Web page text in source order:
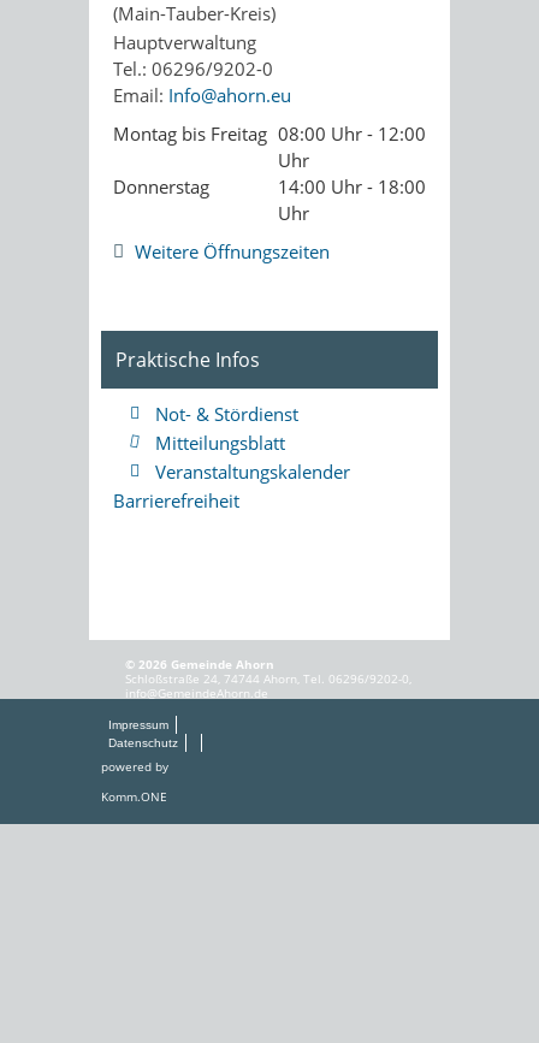
(Main-Tauber-Kreis)
Hauptverwaltung
Tel.: 06296/9202-0
Email: Info@ahorn.eu
Montag bis Freitag 08:00 Uhr - 12:00
Uhr
Donnerstag
14:00 Uhr - 18:00
Uhr
Weitere Öffnungszeiten
Praktische Infos
Not- & Stördienst
Mitteilungsblatt
Veranstaltungskalender
Barrierefreiheit
© 2026 Gemeinde Ahorn
Schloßstraße 24, 74744 Ahorn, Tel. 06296/9202-0,
info@GemeindeAhorn.de
Impressum
Datenschutz
powered by
Komm.ONE